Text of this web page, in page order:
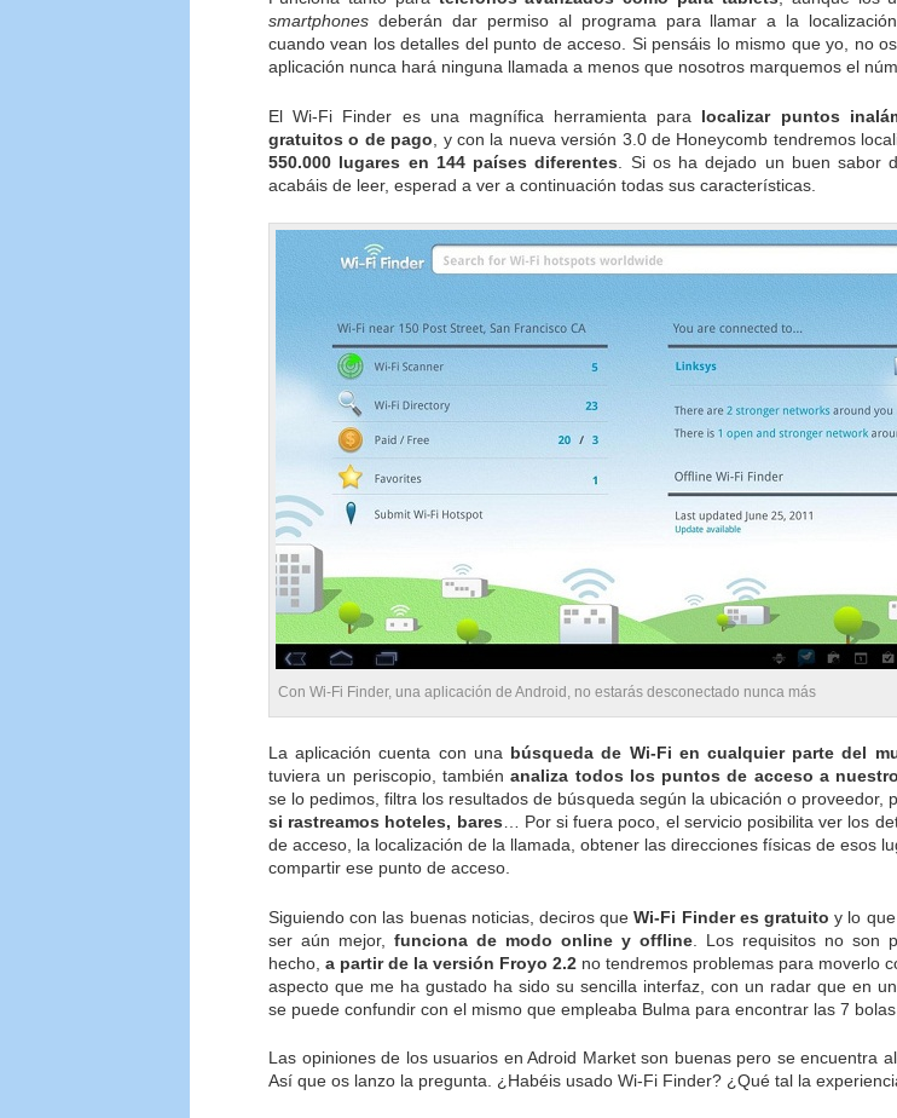
smartphones deberán dar permiso al programa para llamar a la
cuando vean los detalles del punto de acceso. Si pensáis lo mismo que yo, no
aplicación nunca hará ninguna llamada a menos que nosotros marquemos el
El Wi-Fi Finder es una magnífica herramienta para localizar puntos
gratuitos o de pago , y con la nueva versión 3.0 de Honeycomb tendremos
550.000 lugares en 144 países diferentes . Si os ha dejado un buen sabor
acabáis de leer, esperad a ver a continuación todas sus características.
Con Wi-Fi Finder, una aplicación de Android, no estarás desconectado nunca más
La aplicación cuenta con una búsqueda de Wi-Fi en cualquier parte del
tuviera un periscopio, tambiénanaliza todos los puntos de acceso a
se lo pedimos, filtra los resultados de búsqueda según la ubicación o proveedor,
si rastreamos hoteles, bares… Por si fuera poco, el servicio posibilita ver los
de acceso, la localización de la llamada, obtener las direcciones físicas de esos
compartir ese punto de acceso.
Siguiendo con las buenas noticias, deciros queWi-Fi Finder es gratuito y lo
ser aún mejor, funciona de modo online y offline . Los requisitos no son
hecho, a partir de la versión Froyo 2.2 no tendremos problemas para moverlo
aspecto que me ha gustado ha sido su sencilla interfaz, con un radar que en
se puede confundir con el mismo que empleaba Bulma para encontrar las 7 bolas
Las opiniones de los usuarios en Adroid Market son buenas pero se encuentra
Así que os lanzo la pregunta. ¿Habéis usado Wi-Fi Finder? ¿Qué tal la